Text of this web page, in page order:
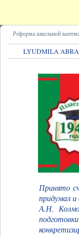
Реформа школьной
LYUDMILA
Принято
придумал
А.Н.